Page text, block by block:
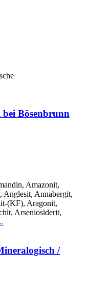
Bösenbrunn
Amazonit,
Anglesit, Annabergit,
(KF), Aragonit,
Arseniosiderit,
/